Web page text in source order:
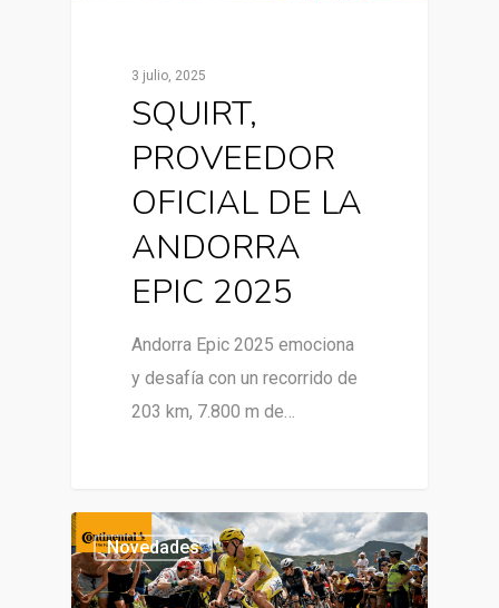
3 julio, 2025
SQUIRT,
PROVEEDOR
OFICIAL DE LA
ANDORRA
EPIC 2025
Andorra Epic 2025 emociona
y desafía con un recorrido de
203 km, 7.800 m de…
Novedades